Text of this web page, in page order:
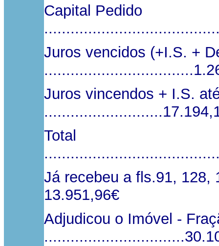
Capital Pedido
Juros vencidos (+I.S. +
Juros vincendos + I.S.
Total
Já recebeu a fls.91,
13.951,96€
Adjudicou o Imóvel -